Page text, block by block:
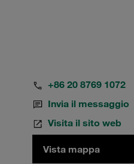
+86 20 8769 1072
Invia il messaggio
Visita il sito web
Vista mappa